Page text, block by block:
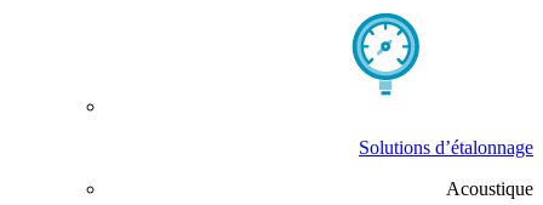
Solutions d’étalonnage
Acoustique